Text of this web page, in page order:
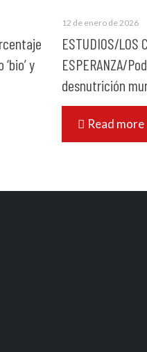
y
12 de enero de 2026
ESTUDIOS/LOS
ESPERANZA/
desnutrición
Read more